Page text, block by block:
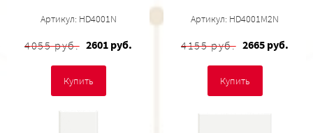
Артикул: HD4001N
4055 руб. 2601 руб.
Купить
Артикул: HD4001M2N
4155 руб. 2665 руб.
Купить